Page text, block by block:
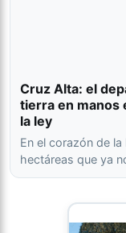
Cruz Alta: el
tierra en manos
la ley
En el corazón de
hectáreas que ya